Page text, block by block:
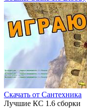
Скачать от Сантехника
Лучшие КС 1.6 сборки